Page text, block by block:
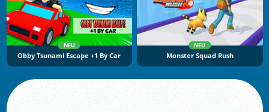
NEU
Obby Tsunami Escape +1 By Car
NEU
Monster Squad Rush